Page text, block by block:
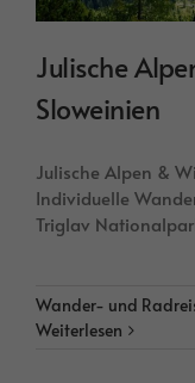
Julische
Sloweinien
Julische Alpen &
Individuelle
Triglav
Wander- und
Weiterlesen